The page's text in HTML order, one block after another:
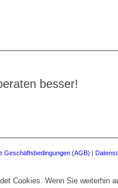
besser!
Geschäftsbedingungen (AGB) |
Cookies. Wenn Sie weiterhin